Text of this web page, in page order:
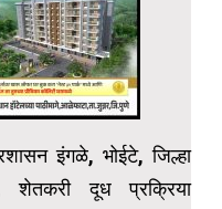
इंगळे, भोईटे, जिल्हा
शेतकरी दूध प्रक्रिया